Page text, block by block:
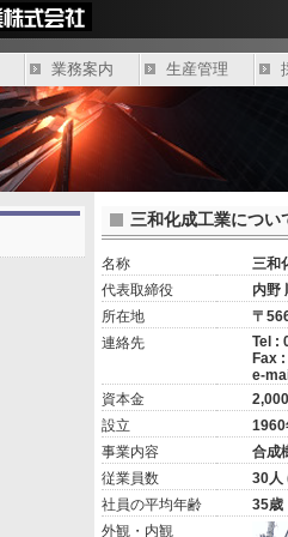
業務案内 生産管理
三和化成工業につい
名称
三和
代表取締役
内野
所在地
〒
連絡先
Tel :
Fax
e-
資本金
設立
1960
事業内容
合成
従業員数
30人
社員の平均年齢
35歳
外観・内観